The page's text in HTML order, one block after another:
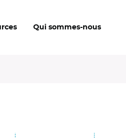
Qui sommes-nous